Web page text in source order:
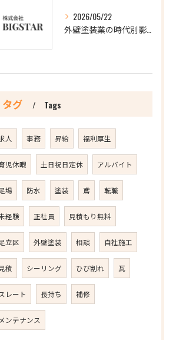
2026/05/22
外壁塗装業の時代別影響分析
タグ Tags
人 事務 昇給 福利厚生
児休暇 土日祝日定休 アルバイト
足場 防水 塗装 鳶 転職
経験 正社員 見積もり無料
足立区 外壁塗装 相談 自社施工
見積 シーリング ひび割れ 瓦
スレート 長持ち 補修
メンテナンス